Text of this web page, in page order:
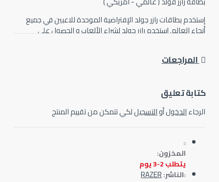
بطاقات رازر جولد الإفتراضية الموحدة للاعبين في جميع
العالم. إستخدم رازر جولد لشراء اﻷلعاب و الحصول علي
المراجعات
تعليق
الدخولأوالتسجيللكي تتمكن من تقييم المنتج
المخزون:
يتطلب 2-3 يوم
الناشر:RAZER